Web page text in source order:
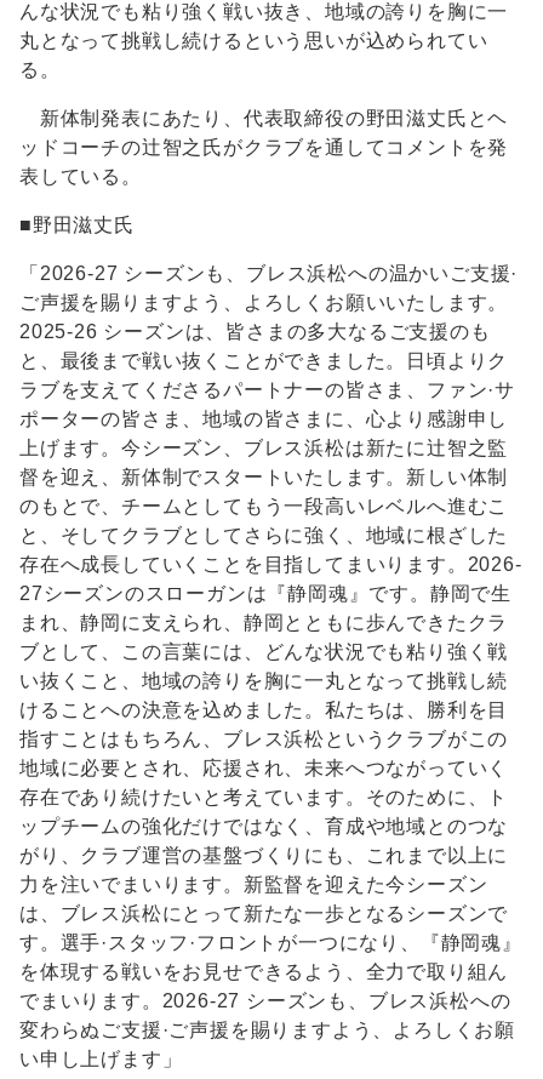
んな状況でも粘り強く戦い抜き、地域の誇りを胸に一
丸となって挑戦し続けるという思いが込められてい
る。
新体制発表にあたり、代表取締役の野田滋丈氏とヘ
ッドコーチの辻智之氏がクラブを通してコメントを発
表している。
■野田滋丈氏
「2026-27 シーズンも、ブレス浜松への温かいご支援·
ご声援を賜りますよう、よろしくお願いいたします。
2025-26 シーズンは、皆さまの多大なるご支援のも
と、最後まで戦い抜くことができました。日頃よりク
ラブを支えてくださるパートナーの皆さま、ファン·サ
ポーターの皆さま、地域の皆さまに、心より感謝申し
上げます。今シーズン、ブレス浜松は新たに辻智之監
督を迎え、新体制でスタートいたします。新しい体制
のもとで、チームとしてもう一段高いレベルへ進むこ
と、そしてクラブとしてさらに強く、地域に根ざした
存在へ成長していくことを目指してまいります。2026-
27シーズンのスローガンは『静岡魂』です。静岡で生
まれ、静岡に支えられ、静岡とともに歩んできたクラ
ブとして、この言葉には、どんな状況でも粘り強く戦
い抜くこと、地域の誇りを胸に一丸となって挑戦し続
けることへの決意を込めました。私たちは、勝利を目
指すことはもちろん、ブレス浜松というクラブがこの
地域に必要とされ、応援され、未来へつながっていく
存在であり続けたいと考えています。そのために、ト
ップチームの強化だけではなく、育成や地域とのつな
がり、クラブ運営の基盤づくりにも、これまで以上に
力を注いでまいります。新監督を迎えた今シーズン
は、ブレス浜松にとって新たな一歩となるシーズンで
す。選手·スタッフ·フロントが一つになり、『静岡魂』
を体現する戦いをお見せできるよう、全力で取り組ん
でまいります。2026-27 シーズンも、ブレス浜松への
変わらぬご支援·ご声援を賜りますよう、よろしくお願
い申し上げます」